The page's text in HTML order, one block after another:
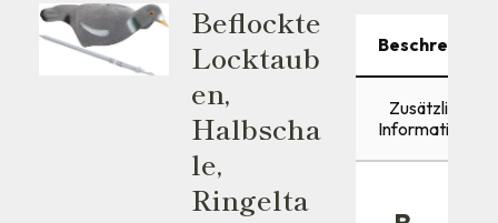
Beflockte
Locktaub
En,
Halbscha
Le,
Ringelta
Beschreibung
Zusätzliche
Informationen